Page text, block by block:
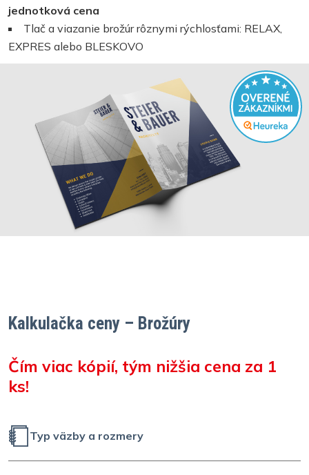
jednotková cena
Tlač a viazanie brožúr rôznymi rýchlosťami: RELAX,
EXPRES alebo BLESKOVO
Kalkulačka ceny – Brožúry
Čím viac kópií, tým nižšia cena za 1
ks!
Typ väzby a rozmery